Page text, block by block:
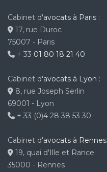
Cabinet d'avocats à Paris :
17, rue Duroc
75007 - Paris
+ 33 01 80 18 21 40
Cabinet d'avocats à Lyon :
8, rue Joseph Serlin
69001 - Lyon
+ 33 (0)4 28 38 53 30
Cabinet d'avocats à Rennes
19, quai d'Ille et Rance
35000 - Rennes